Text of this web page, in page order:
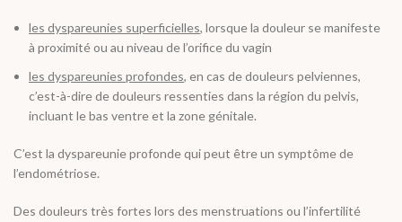
les dyspareunies superficielles, lorsque la douleur se manifeste
à proximité ou au niveau de l’orifice du vagin
les dyspareunies profondes, en cas de douleurs pelviennes,
c’est-à-dire de douleurs ressenties dans la région du pelvis,
incluant le bas ventre et la zone génitale.
C’est la dyspareunie profonde qui peut être un symptôme de
l’endométriose.
Des douleurs très fortes lors des menstruations ou l’infertilité